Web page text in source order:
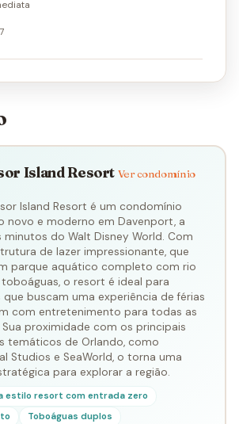
Island Resort Ver condomínio
Island Resort é um condomínio
novo e moderno em Davenport, a
minutos do Walt Disney World. Com
de lazer impressionante, que
parque aquático completo com rio
o resort é ideal para
que buscam uma experiência de férias
com entretenimento para todas as
Sua proximidade com os principais
temáticos de Orlando, como
Studios e SeaWorld, o torna uma
para explorar a região.
estilo resort com entrada zero
Toboáguas duplos